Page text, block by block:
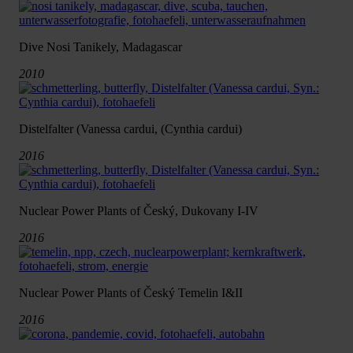
Dive Nosi Tanikely, Madagascar
2010
Distelfalter (Vanessa cardui, (Cynthia cardui)
2016
Nuclear Power Plants of Český, Dukovany I-IV
2016
Nuclear Power Plants of Český Temelin I&II
2016